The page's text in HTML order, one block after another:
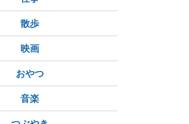
散歩
映画
おやつ
音楽